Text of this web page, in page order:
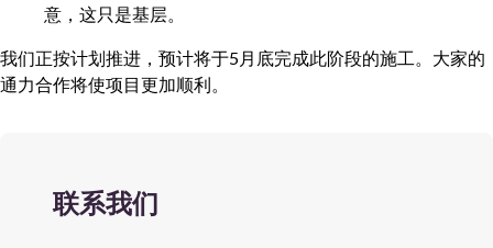
意，这只是基层。
我们正按计划推进，预计将于5月底完成此阶段的施工。大家的
通力合作将使项目更加顺利。
联系我们